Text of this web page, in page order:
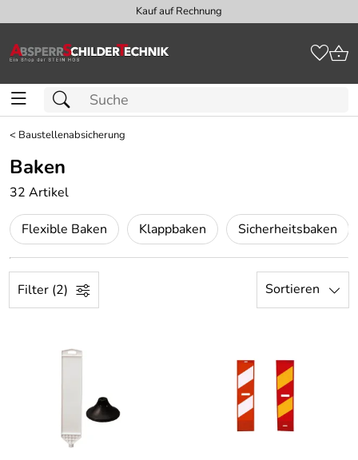
Kauf auf Rechnung
< Baustellenabsicherung
Baken
32 Artikel
Flexible Baken Klappbaken Sicherheitsbaken
Filter (2) Sortieren